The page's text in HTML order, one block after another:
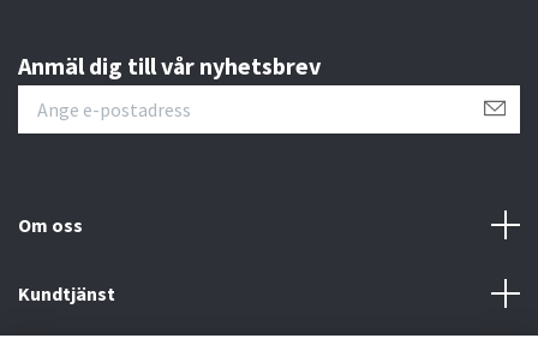
Anmäl dig till vår nyhetsbrev
Om oss
Kundtjänst